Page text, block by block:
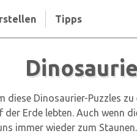
Tipps
Dinosaurier-Puzzles
Erde lebten. Auch wenn
immer wieder zum